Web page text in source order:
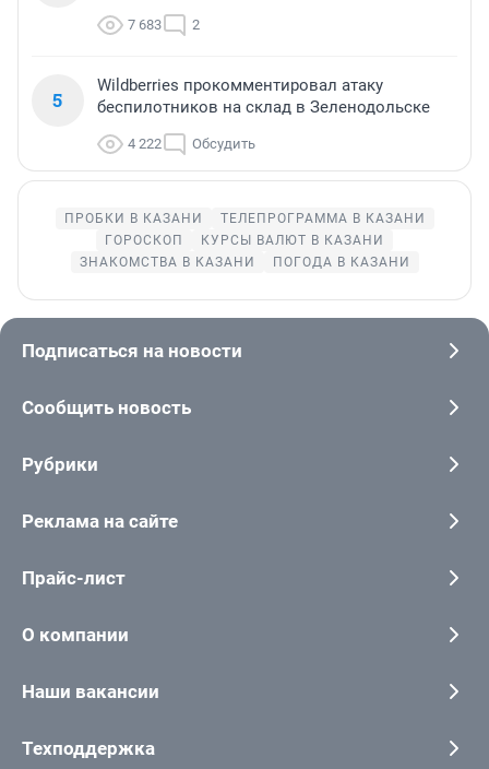
7 683 2
5
Wildberries прокомментировал атаку
беспилотников на склад в Зеленодольске
4 222 Обсудить
ПРОБКИ В КАЗАНИ
ТЕЛЕПРОГРАММА В КАЗАНИ
ГОРОСКОП
КУРСЫ ВАЛЮТ В КАЗАНИ
ЗНАКОМСТВА В КАЗАНИ
ПОГОДА В КАЗАНИ
Подписаться на новости
Сообщить новость
Рубрики
Реклама на сайте
Прайс-лист
О компании
Наши вакансии
Техподдержка